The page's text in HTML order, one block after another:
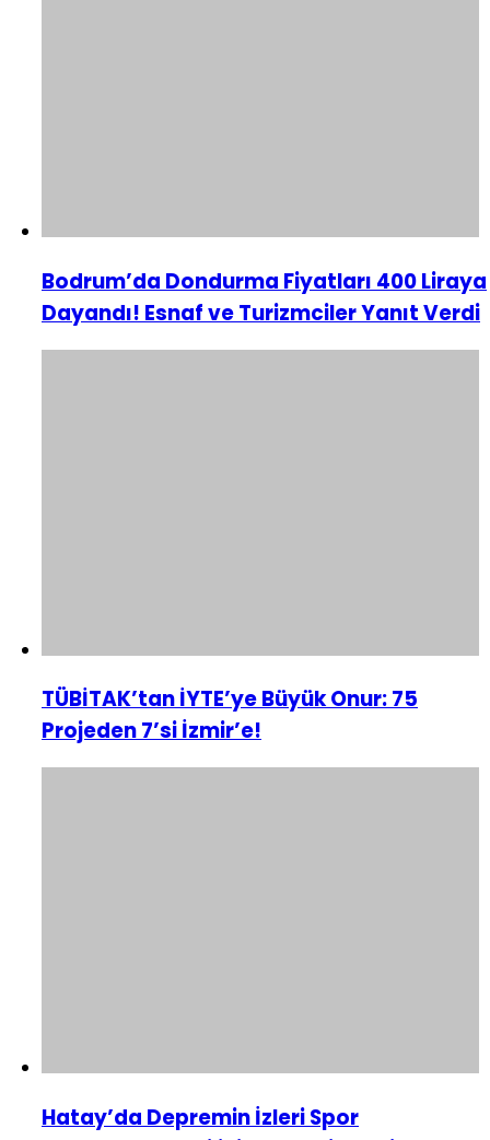
Bodrum’da Dondurma Fiyatları 400 Liraya
Dayandı! Esnaf ve Turizmciler Yanıt Verdi
TÜBİTAK’tan İYTE’ye Büyük Onur: 75
Projeden 7’si İzmir’e!
Hatay’da Depremin İzleri Spor